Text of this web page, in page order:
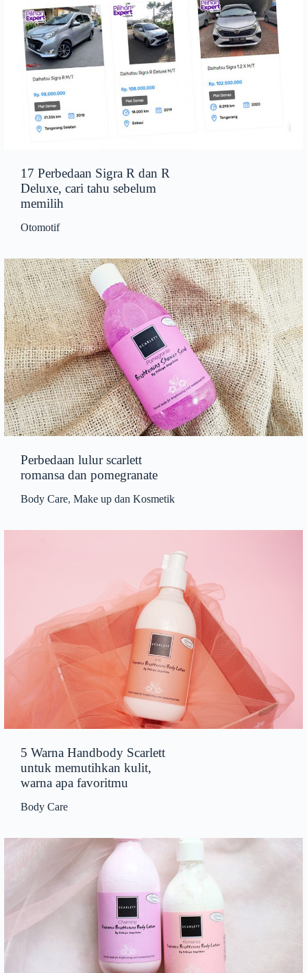
17 Perbedaan Sigra R dan R
Deluxe, cari tahu sebelum
memilih
Otomotif
Perbedaan lulur scarlett
romansa dan pomegranate
Body Care, Make up dan Kosmetik
5 Warna Handbody Scarlett
untuk memutihkan kulit,
warna apa favoritmu
Body Care